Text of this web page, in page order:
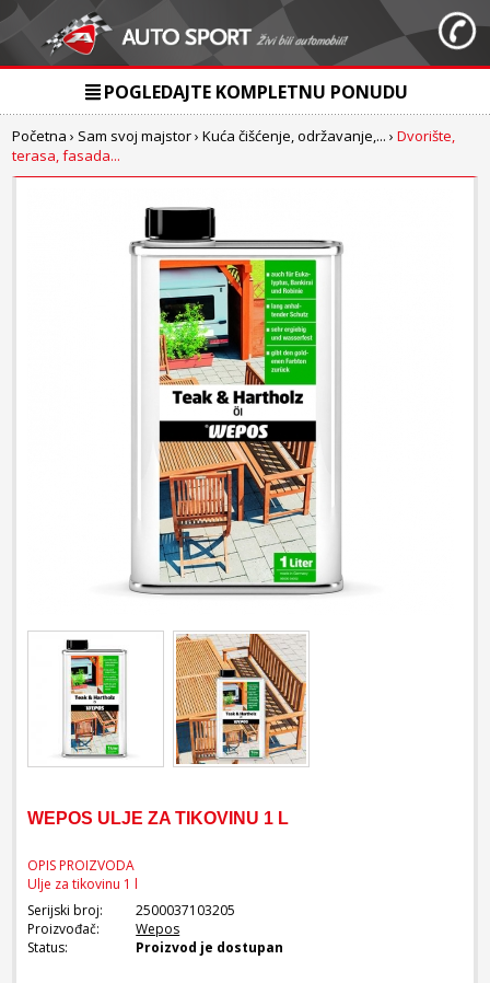
POGLEDAJTE KOMPLETNU PONUDU
Početna › Sam svoj majstor›Kuća čišćenje, održavanje,... ›Dvorište,
terasa, fasada...
WEPOS ULJE ZA TIKOVINU 1 L
OPIS PROIZVODA
Ulje za tikovinu 1 l
Serijski broj:
2500037103205
Proizvođač:
Wepos
Status:
Proizvod je dostupan